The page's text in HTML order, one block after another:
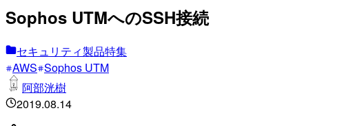
Sophos UTMへのSSH接続
セキュリティ製品特集
AWS Sophos UTM
阿部洸樹
2019.08.14